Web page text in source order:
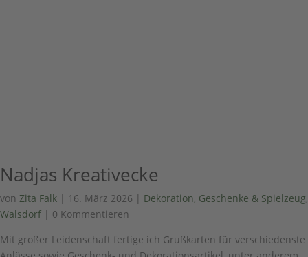
Nadjas Kreativecke
von Zita Falk | 16. März 2026 | Dekoration, Geschenke & Spielzeug,
Walsdorf | 0 Kommentieren
Mit großer Leidenschaft fertige ich Grußkarten für verschiedenste